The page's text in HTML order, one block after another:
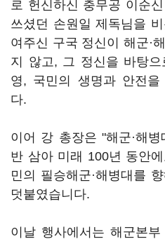
로 헌신하신 충무공 이순
쓰셨던 손원일 제독님을
여주신 구국 정신이 해군·
지 않고, 그 정신을 바탕
영, 국민의 생명과 안전을
다.
이어 강 총장은 "해군·해
반 삼아 미래 100년 동안
민의 필승해군·해병대를
덧붙였습니다.
이날 행사에서는 해군본